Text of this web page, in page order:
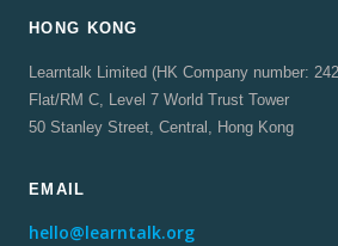
HONG KONG
Learntalk Limited (HK Company number:
Flat/RM C, Level 7 World Trust Tower
50 Stanley Street, Central, Hong Kong
EMAIL
hello@learntalk.org